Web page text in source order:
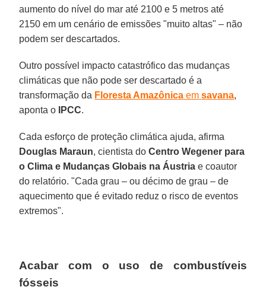
aumento do nível do mar até 2100 e 5 metros até
2150 em um cenário de emissões "muito altas" – não
podem ser descartados.
Outro possível impacto catastrófico das mudanças
climáticas que não pode ser descartado é a
transformação da Floresta Amazônica emsavana,
aponta o
IPCC.
Cada esforço de proteção climática ajuda, afirma
Douglas Maraun, cientista doCentro Wegener para
o Clima e Mudanças Globais na Áustria e coautor
do relatório. "Cada grau – ou décimo de grau – de
aquecimento que é evitado reduz o risco de eventos
extremos".
Acabar com o uso de combustíveis
fósseis